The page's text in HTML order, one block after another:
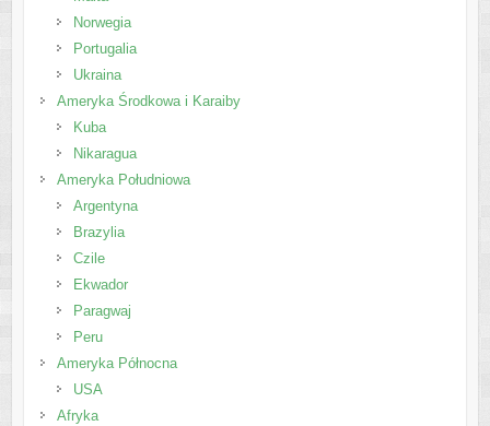
Norwegia
Portugalia
Ukraina
Ameryka Środkowa i Karaiby
Kuba
Nikaragua
Ameryka Południowa
Argentyna
Brazylia
Czile
Ekwador
Paragwaj
Peru
Ameryka Północna
USA
Afryka